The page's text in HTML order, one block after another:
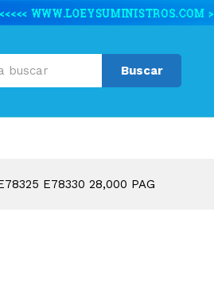
Buscar
E78330 28,000 PAG